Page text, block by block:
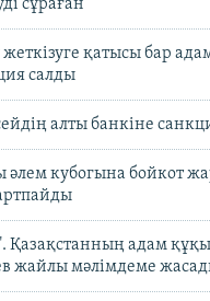
сұраған
қатысы бар
салды
алты банкіне
әлем кубогына бойкот
Қазақстанның адам
жайлы мәлімдеме